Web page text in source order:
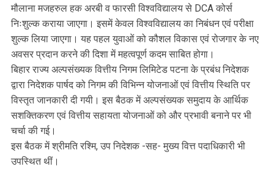
मौलाना मजहरुल हक अरबी व फारसी विश्वविद्यालय से DCA कोर्स
निःशुल्क कराया जाएगा। इसमें केवल विश्वविद्यालय का निबंधन एवं परीक्षा
शुल्क लिया जाएगा। यह पहल युवाओं को कौशल विकास एवं रोजगार के नए
अवसर प्रदान करने की दिशा में महत्वपूर्ण कदम साबित होगा।
बिहार राज्य अल्पसंख्यक वित्तीय निगम लिमिटेड पटना के प्रबंध निदेशक
द्वारा निदेशक पार्षद को निगम की विभिन्न योजनाओं एवं वित्तीय स्थिति पर
विस्तृत जानकारी दी गयी। इस बैठक में अल्पसंख्यक समुदाय के आर्थिक
सशक्तिकरण एवं वित्तीय सहायता योजनाओं को और प्रभावी बनाने पर भी
चर्चा की गई।
इस बैठक में श्रीमति रश्मि, उप निदेशक -सह- मुख्य वित्त पदाधिकारी भी
उपस्थित थीं।